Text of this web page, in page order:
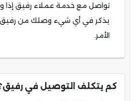
تواصل مع خدمة عملاء رفيق إذا
يذكر في أي شيء وصلك من
الأمر.
كم يتكلف التوصيل في